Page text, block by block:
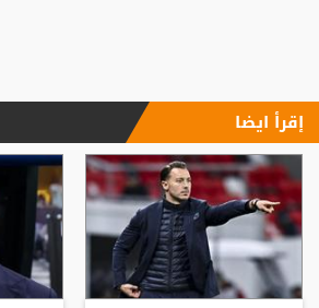
إقرأ ايضا